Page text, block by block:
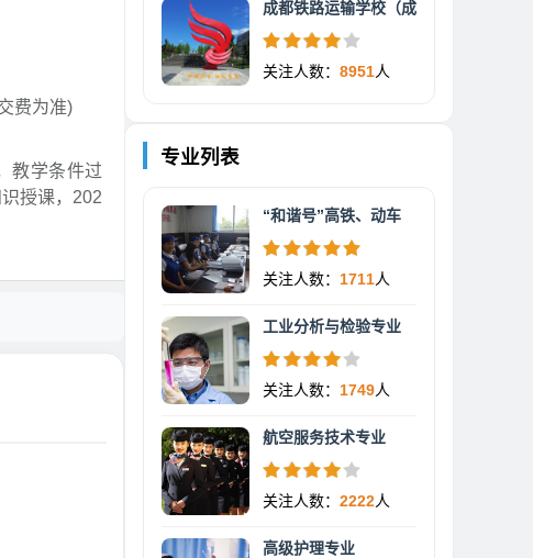
费为准)
教学条件过
授课，202
成都铁路运输学校（成
关注人数： 8951人
专业列表
“和谐号”高铁、动车
关注人数： 1711人
工业分析与检验专业
关注人数： 1749人
航空服务技术专业
关注人数： 2222人
高级护理专业